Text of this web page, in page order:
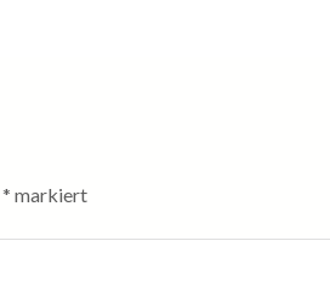
* markiert